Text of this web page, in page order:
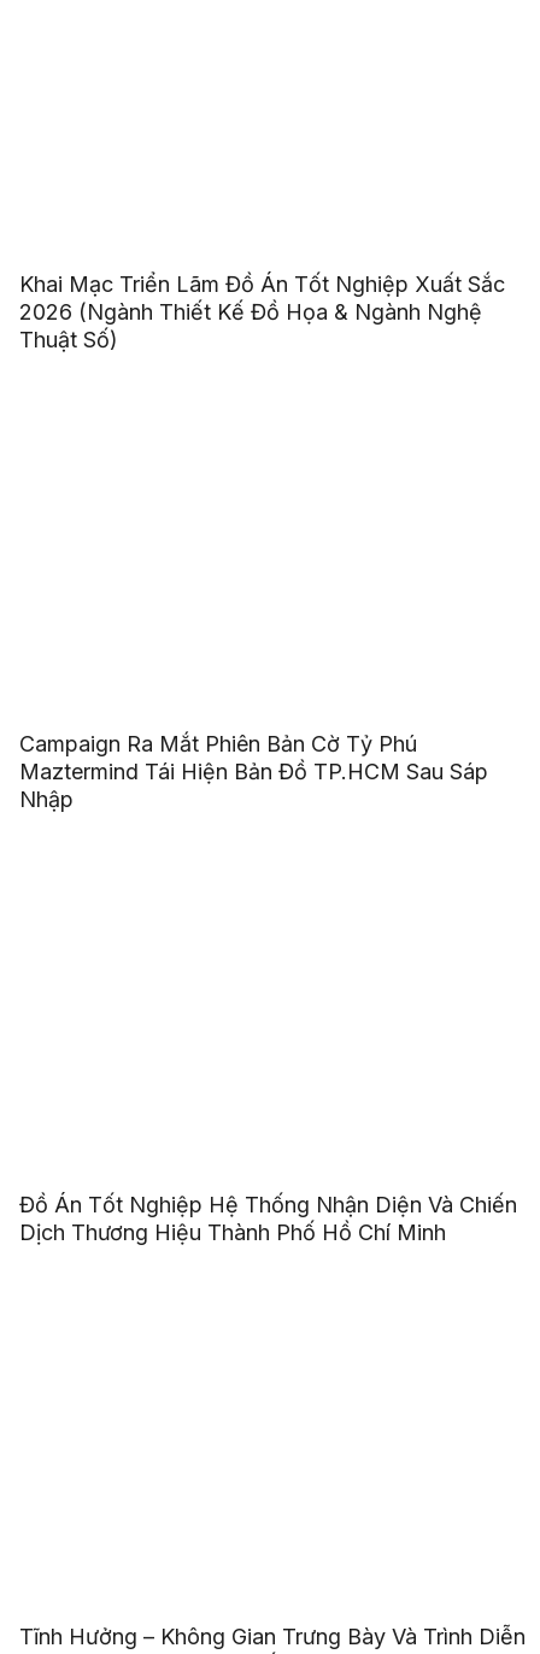
Khai Mạc Triển Lãm Đồ Án Tốt Nghiệp Xuất Sắc
2026 (Ngành Thiết Kế Đồ Họa & Ngành Nghệ
Thuật Số)
Campaign Ra Mắt Phiên Bản Cờ Tỷ Phú
Maztermind Tái Hiện Bản Đồ TP.HCM Sau Sáp
Nhập
Đồ Án Tốt Nghiệp Hệ Thống Nhận Diện Và Chiến
Dịch Thương Hiệu Thành Phố Hồ Chí Minh
Tĩnh Hưởng – Không Gian Trưng Bày Và Trình Diễn